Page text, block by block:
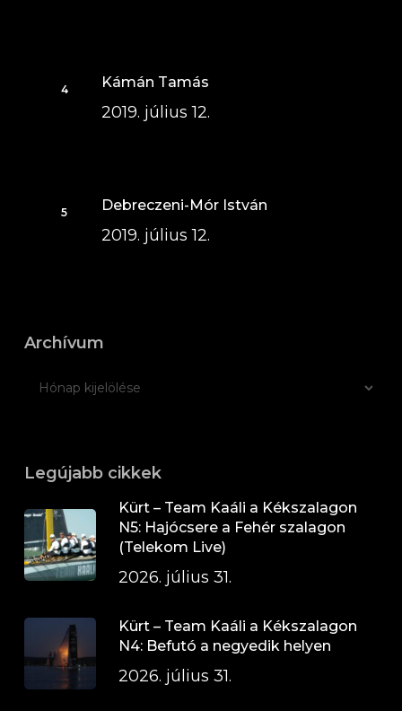
Kámán Tamás
2019. július 12.
Debreczeni-Mór István
2019. július 12.
Archívum
Legújabb cikkek
Kürt – Team Kaáli a Kékszalagon
N5: Hajócsere a Fehér szalagon
(Telekom Live)
2026. július 31.
Kürt – Team Kaáli a Kékszalagon
N4: Befutó a negyedik helyen
2026. július 31.